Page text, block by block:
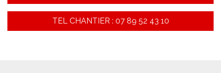
TEL CHANTIER : 07 89 52 43 10